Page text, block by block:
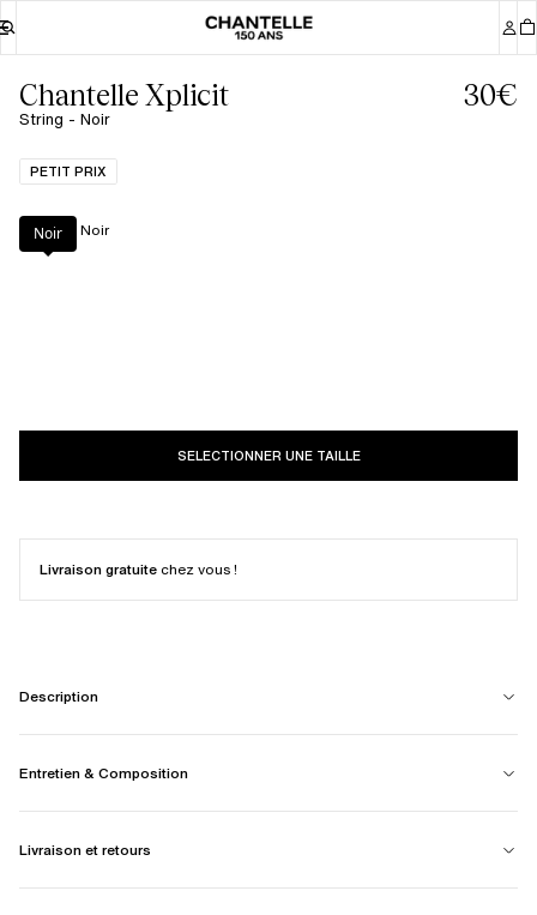
Chantelle Xplicit
String - Noir
30€
PETIT PRIX
Couleur Noir
Noir
SELECTIONNER UNE TAILLE
Livraison gratuite chez vous !
Description
Entretien & Composition
Livraison et retours